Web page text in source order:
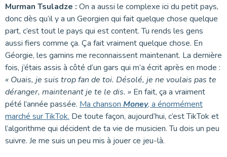
Murman Tsuladze : On a aussi le complexe ici du petit pays,
donc dès qu’il y a un Georgien qui fait quelque chose quelque
part, c’est tout le pays qui est content. Tu rends les gens
aussi fiers comme ça. Ça fait vraiment quelque chose. En
Géorgie, les gamins me reconnaissent maintenant. La dernière
fois, j’étais assis à côté d’un gars qui m’a écrit après en mode :
« Ouais, je suis trop fan de toi. Désolé, je ne voulais pas te
déranger, maintenant je te le dis. » En fait, ça a vraiment
pété l’année passée. Ma chanson Money, a énormément
marché sur TikTok. De toute façon, aujourd’hui, c’est TikTok et
l’algorithme qui décident de ta vie de musicien. Tu dois un peu
suivre. Je me suis un peu mis à jouer ce jeu-là.